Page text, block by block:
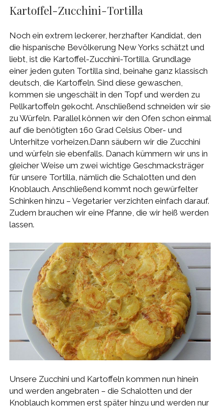
Kartoffel-Zucchini-Tortilla
Noch ein extrem leckerer, herzhafter Kandidat, den
die hispanische Bevölkerung New Yorks schätzt und
liebt, ist die Kartoffel-Zucchini-Tortilla. Grundlage
einer jeden guten Tortilla sind, beinahe ganz klassisch
deutsch, die Kartoffeln. Sind diese gewaschen,
kommen sie ungeschält in den Topf und werden zu
Pellkartoffeln gekocht. Anschließend schneiden wir sie
zu Würfeln. Parallel können wir den Ofen schon einmal
auf die benötigten 160 Grad Celsius Ober- und
Unterhitze vorheizen.Dann säubern wir die Zucchini
und würfeln sie ebenfalls. Danach kümmern wir uns in
gleicher Weise um zwei wichtige Geschmacksträger
für unsere Tortilla, nämlich die Schalotten und den
Knoblauch. Anschließend kommt noch gewürfelter
Schinken hinzu – Vegetarier verzichten einfach darauf.
Zudem brauchen wir eine Pfanne, die wir heiß werden
lassen.
Unsere Zucchini und Kartoffeln kommen nun hinein
und werden angebraten – die Schalotten und der
Knoblauch kommen erst später hinzu und werden nur